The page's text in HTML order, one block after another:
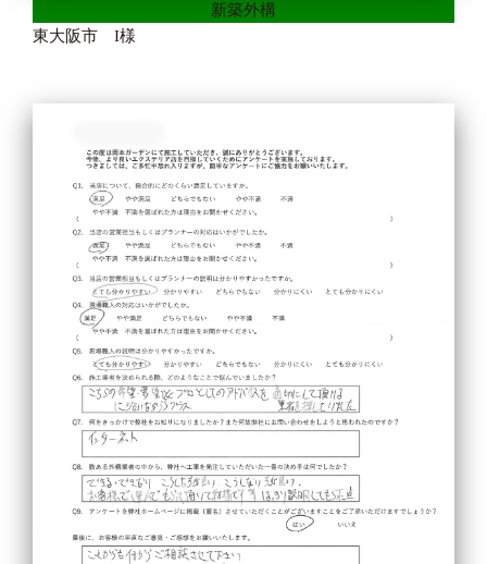
新築外構
東大阪市 I様